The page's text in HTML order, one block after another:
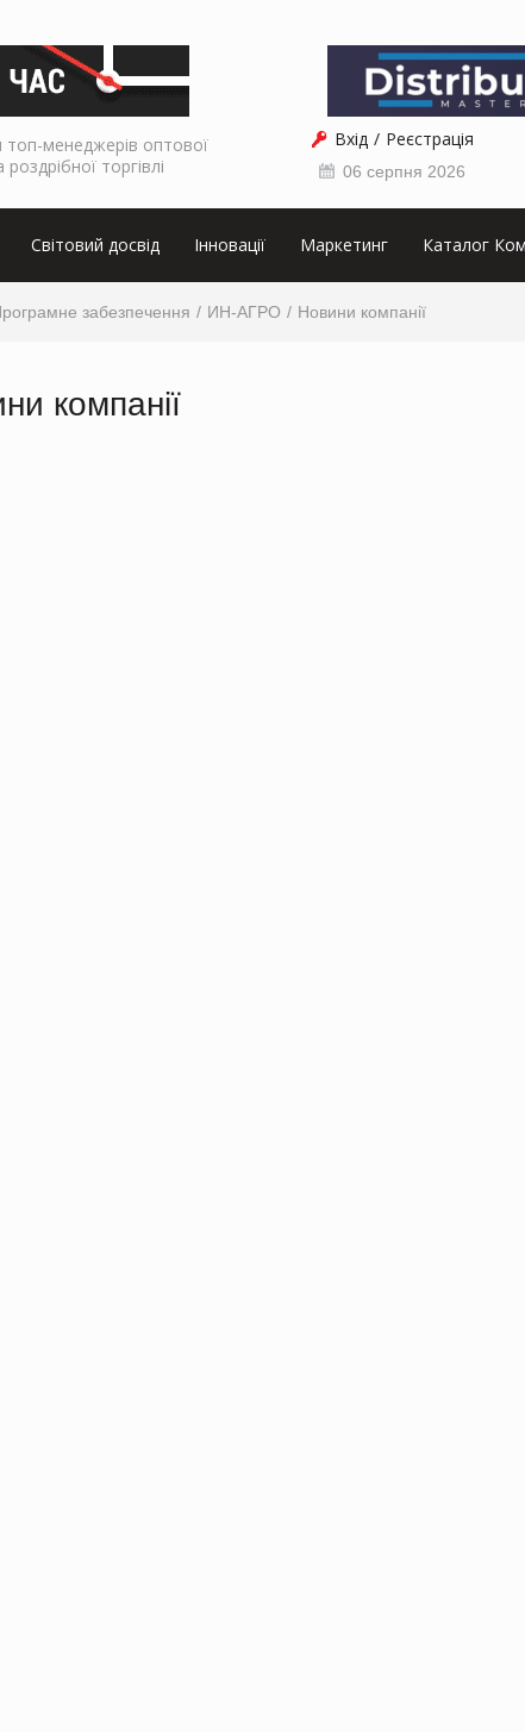
топ-менеджерів оптової
роздрібної торгівлі
Вхід Реєстрація
06 серпня 2026
Світовий досвід Інновації Маркетинг Каталог
забезпечення ИН-АГРО Новини компанії
компанії